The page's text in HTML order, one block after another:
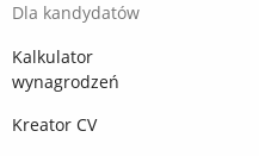
Dla kandydatów
Kalkulator
wynagrodzeń
Kreator CV